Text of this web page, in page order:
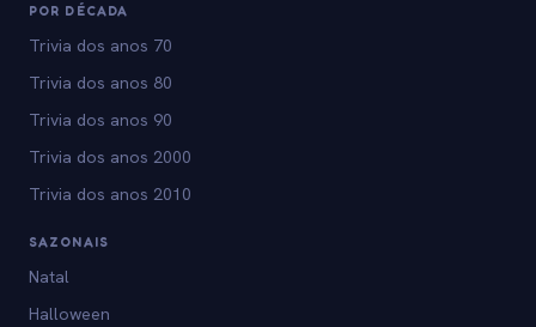
POR DÉCADA
Trivia dos anos 70
Trivia dos anos 80
Trivia dos anos 90
Trivia dos anos 2000
Trivia dos anos 2010
SAZONAIS
Natal
Halloween